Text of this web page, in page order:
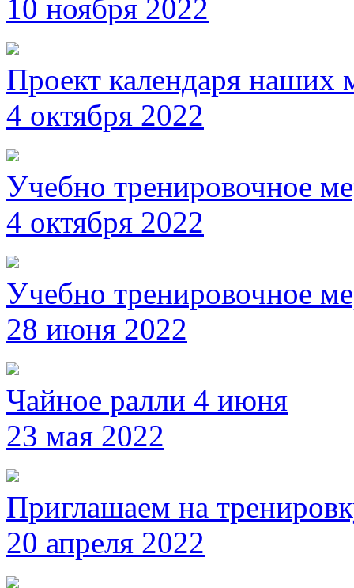
10 ноября 2022
Проект календаря наших
4 октября 2022
Учебно тренировочное
4 октября 2022
Учебно тренировочное
28 июня 2022
Чайное ралли 4 июня
23 мая 2022
Приглашаем на
20 апреля 2022